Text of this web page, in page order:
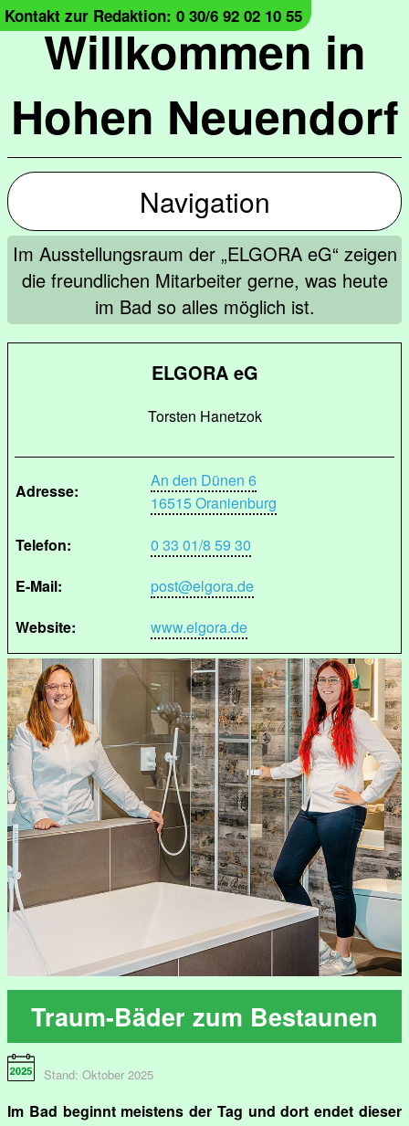
Willkommen in
Hohen Neuendorf
Kontakt zur Redaktion: 0 30/6 92 02 10 55
Navigation
Im Ausstellungsraum der „ELGORA eG“ zeigen
die freundlichen Mitarbeiter gerne, was heute
im Bad so alles möglich ist.
ELGORA eG
Torsten Hanetzok
Adresse:
An den Dünen 6
16515 Oranienburg
Telefon:
0 33 01/8 59 30
E-Mail:
post@elgora.de
Website:
www.elgora.de
Traum-Bäder zum Bestaunen
Stand: Oktober 2025
Im Bad beginnt meistens der Tag und dort endet dieser